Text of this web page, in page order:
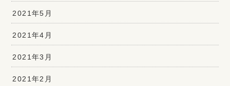
2021年5月
2021年4月
2021年3月
2021年2月